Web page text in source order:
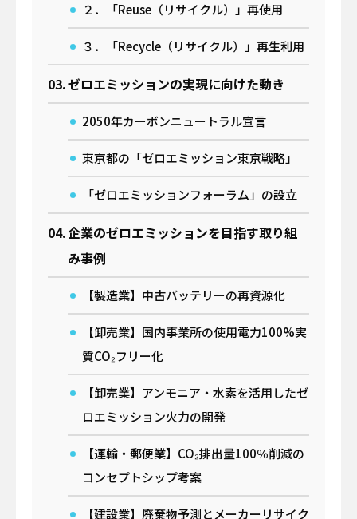
関連サイト
事業サイト｜
A-MIS
Coresafety
ACT FOR SKY
するーぷ
グループ会社サイト｜
日揮ホールディングス株式会社
日揮触媒化成株式会社
日揮商事株式会社
日本エヌ・ユー・エス株式会社
日本ファインセラミックス株式会社
日揮ビジネスサービス株式会社
青森日揮プランテック株式会社
株式会社プラントエンジニアリング盛岡
日揮パラレルテクノロジーズ
日揮みらい投資事業有限責任組合
株式会社オルガノイドファーム
ブラウンリバース株式会社
JGC Digital株式会社
株式会社RePEaT
株式会社コンクルー
２．「Reuse（リサイクル）」再使用
３．「Recycle（リサイクル）」再生利用
ゼロエミッションの実現に向けた動き
2050年カーボンニュートラル宣言
東京都の「ゼロエミッション東京戦略」
「ゼロエミッションフォーラム」の設立
企業のゼロエミッションを目指す取り組
み事例
【製造業】中古バッテリーの再資源化
【卸売業】国内事業所の使用電力100%実
質CO₂フリー化
【卸売業】アンモニア・水素を活用したゼ
ロエミッション火力の開発
【運輸・郵便業】CO₂排出量100％削減の
コンセプトシップ考案
【建設業】廃棄物予測とメーカーリサイク